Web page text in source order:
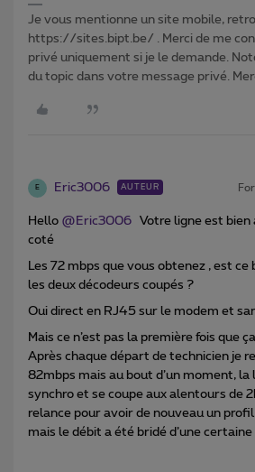
Je vous mentionne un site mobile,
https://sites.bipt.be/ . Merci de me
privé uniquement si je le demande.
du topic dans votre message privé.
E Eric3006 AUTEUR
Hello @Eric3006 Votre ligne est bien
coté
Les 72 mbps que vous obtenez , est ce
les deux décodeurs coupés ?
Oui direct en RJ45 sur le modem et
Mais ce n’est pas la première fois que
Après chaque départ de technicien je
82mbps mais au bout d’un moment, la
synchro et se coupe aux alentours de
relance pour avoir de nouveau un profil
mais le débit a été bridé d’une